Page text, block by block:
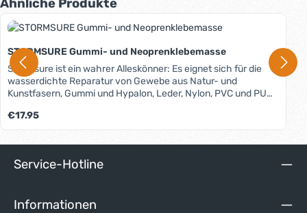
Ähnliche Produkte
STORMSURE Gummi- und Neoprenklebemasse
Stormsure ist ein wahrer Alleskönner: Es eignet sich für die
wasserdichte Reparatur von Gewebe aus Natur- und
Kunstfasern, Gummi und Hypalon, Leder, Nylon, PVC und PU
Es verschließt Löcher und Risse zuverlässig und schnell.
Dabei erzeugt es auf den meisten Materialien eine höhere
Bindung als das Material selbst und ist deshalb für elastische
geeignet. Aufgrund seiner Konsistenz verklebt Stormsure die
Regulärer Preis:
€17.95
Service-Hotline
Informationen